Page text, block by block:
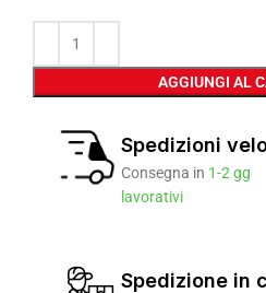
AGGIUNGI AL
Spedizioni
Consegna in 1-2 gg
lavorativi
Spedizione in